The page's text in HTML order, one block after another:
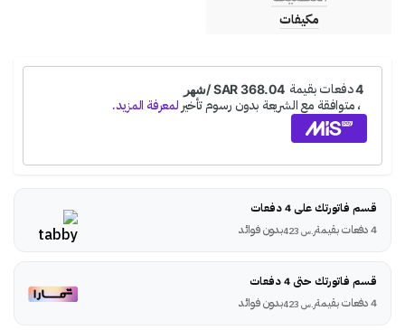
مكيفات
قسم فاتورتك على 4 دفعات
4 دفعات بقيمة
ر.س بدون فوائد
قسم فاتورتك حتى 4 دفعات
4 دفعات بقيمة
ر.س بدون فوائد